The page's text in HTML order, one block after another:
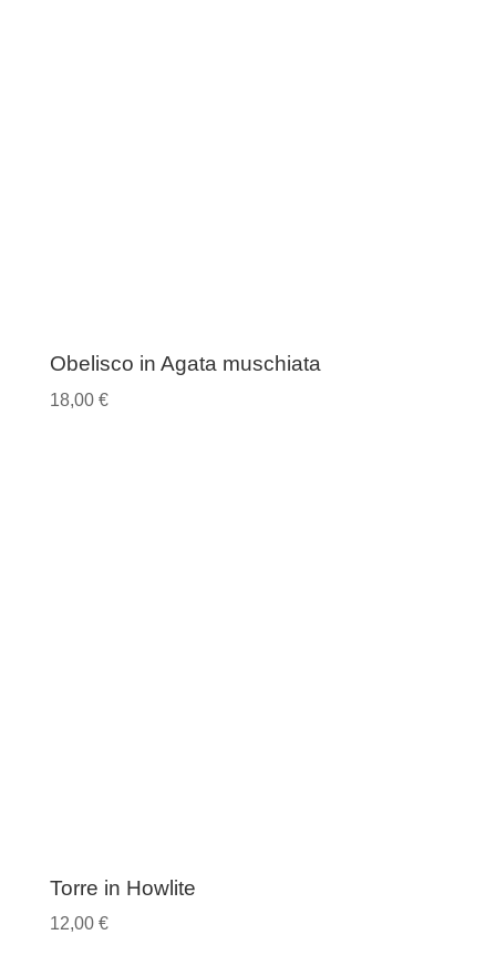
Obelisco in Agata muschiata
18,00 €
Torre in Howlite
12,00 €